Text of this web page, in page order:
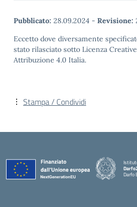
Pubblicato: 28.09.2024 - Revisione:
Eccetto dove diversamente
stato rilasciato sotto Licenza
Attribuzione 4.0 Italia.
Stampa / Condividi
Darfo